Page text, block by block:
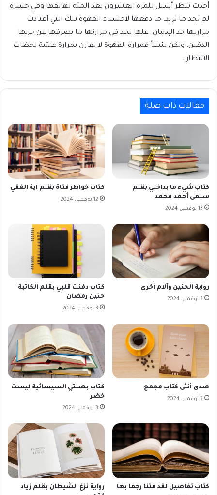
أخذت تنظر أسيل للمرة العشرون بعد المئة لهاتفها وفي حسرة
لم تجد ما تريد. ما دفعها لاحتساء القهوة تلك التي أعتادت
مرارتها حد الإدمان. علها تجد في مرارتها ما يصرفها عن حزنها
الدفين، ولكن بئساً فمرارة القهوة لا تقارن بمرارة عبثية لحظات
الانتظار .
مقالات ذات صلة
كتاب شيء ما بداخلي بقلم
سلمى أحمد محمد
13 نوفمبر، 2024
كتاب خواطر فتاة بقلم آية الفقي
12 نوفمبر، 2024
رواية الحنين وآلام أخرى
3 نوفمبر، 2024
كتاب دفنت قلبي بقلم الكاتبة
حنين رمضان
3 نوفمبر، 2024
صدى أنثى كتاب مجمع
3 نوفمبر، 2024
كتاب بصلتي السيسائية ليست
خضر
3 نوفمبر، 2024
كتاب تفاصيل لقد متنا رجما بها
رواية نزغ الشيطان بقلم زياد